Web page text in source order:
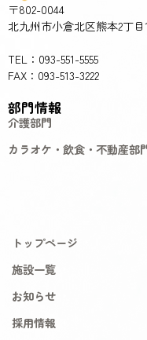
〒802-0044
北九州市小倉北区熊本2丁
TEL：093-551-5555
FAX：093-513-3222
部門情報
介護部門
カラオケ・飲食・不動産部
トップページ
施設一覧
お知らせ
採用情報